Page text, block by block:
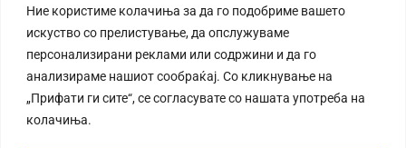
Ние користиме колачиња за да го подобриме вашето
искуство со прелистување, да опслужуваме
персонализирани реклами или содржини и да го
анализираме нашиот сообраќај. Со кликнување на
„Прифати ги сите“, се согласувате со нашата употреба на
колачиња.